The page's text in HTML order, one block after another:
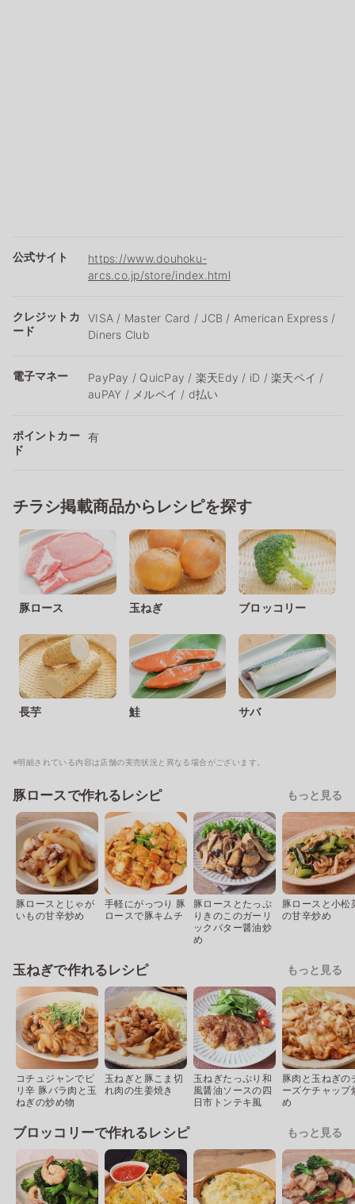
公式サイト
https://www.douhoku-
arcs.co.jp/store/index.html
クレジットカ
ード
VISA / Master Card / JCB / American Express /
Diners Club
電子マネー
PayPay / QuicPay / 楽天Edy / iD / 楽天ペイ /
auPAY / メルペイ / d払い
ポイントカー
ド
有
チラシ掲載商品からレシピを探す
豚ロース 玉ねぎ ブロッコリー
長芋 鮭 サバ
※明細されている内容は店舗の実売状況と異なる場合がございます。
豚ロースで作れるレシピ もっと見る
豚ロースとじゃが
いもの甘辛炒め
手軽にがっつり 豚
ロースで豚キムチ
豚ロースとたっぷ
りきのこのガーリ
ックバター醤油炒
め
豚ロースと小松
の甘辛炒め
玉ねぎで作れるレシピ もっと見る
コチュジャンでピ
リ辛 豚バラ肉と玉
ねぎの炒め物
玉ねぎと豚こま切
れ肉の生姜焼き
玉ねぎたっぷり和
風醤油ソースの四
日市トンテキ風
豚肉と玉ねぎの
ーズケチャップ
め
ブロッコリーで作れるレシピ もっと見る